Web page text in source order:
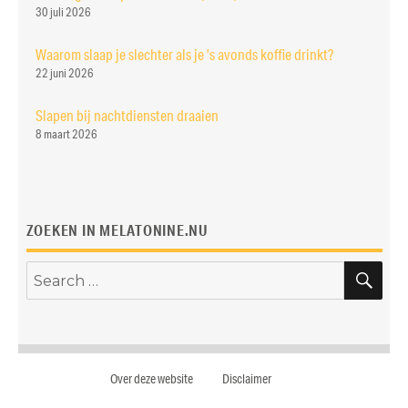
30 juli 2026
Waarom slaap je slechter als je ’s avonds koffie drinkt?
22 juni 2026
Slapen bij nachtdiensten draaien
8 maart 2026
ZOEKEN IN MELATONINE.NU
Search
for:
Over deze website Disclaimer